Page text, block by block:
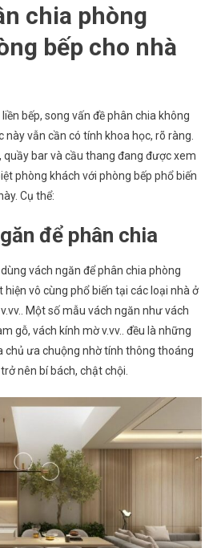
chia phòng
bếp cho nhà
bếp, song vấn đề phân chia không
vẫn cần có tính khoa học, rõ ràng.
bar và cầu thang đang được xem
phòng khách với phòng bếp phổ biến
Cụ thể:
để phân chia
vách ngăn để phân chia phòng
hiện vô cùng phổ biến tại các loại nhà ở
Một số mẫu vách ngăn như vách
gỗ, vách kính mờ v.vv.. đều là những
chủ ưa chuộng nhờ tính thông thoáng
nên bí bách, chật chội.